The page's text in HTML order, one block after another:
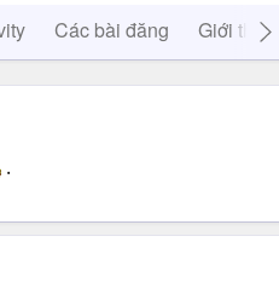
Các bài đăng Giới thiệu
.